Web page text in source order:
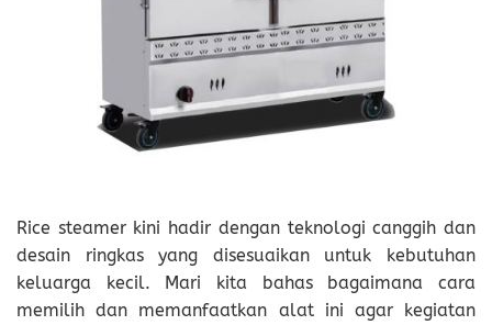
Rice steamer kini hadir dengan teknologi canggih dan
desain ringkas yang disesuaikan untuk kebutuhan
keluarga kecil. Mari kita bahas bagaimana cara
memilih dan memanfaatkan alat ini agar kegiatan